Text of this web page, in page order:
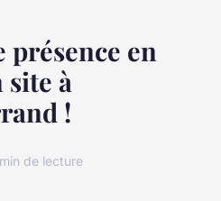
présence en
site à
!
de lecture